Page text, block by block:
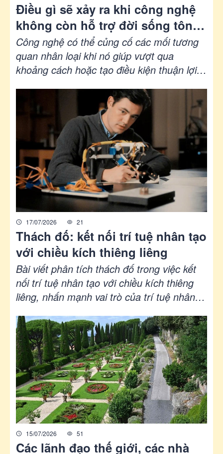
Điều gì sẽ xảy ra khi công nghệ
không còn hỗ trợ đời sống tôn
giáo mà bắt đầu thay thế chính
đời sống ấy?
Công nghệ có thể củng cố các mối tương
quan nhân loại khi nó giúp vượt qua
khoảng cách hoặc tạo điều kiện thuận lợi
vật thay thế cho sự kết nối đích thực giữa
con người với nhau, một điều thiết yếu sẽ
bị đánh mất.
17/07/2026 21
Thách đố: kết nối trí tuệ nhân tạo
với chiều kích thiêng liêng
Bài viết phân tích thách đố trong việc kết
nối trí tuệ nhân tạo với chiều kích thiêng
liêng, nhấn mạnh vai trò của trí tuệ nhân
về đạo đức, đặc biệt đối với giới trẻ. Tiến sĩ
Edward Tse, chuyên gia về AI, cảnh báo về
nguy cơ AI thu hút sự chú ý của con người
thông qua nội dung tiêu cực, Đồng thời kêu
gọi Giáo hội và gia đình trang bị cho trẻ em
kỹ năng tư duy phản biện và đức tin.
15/07/2026 51
Các lãnh đạo thế giới, các nhà